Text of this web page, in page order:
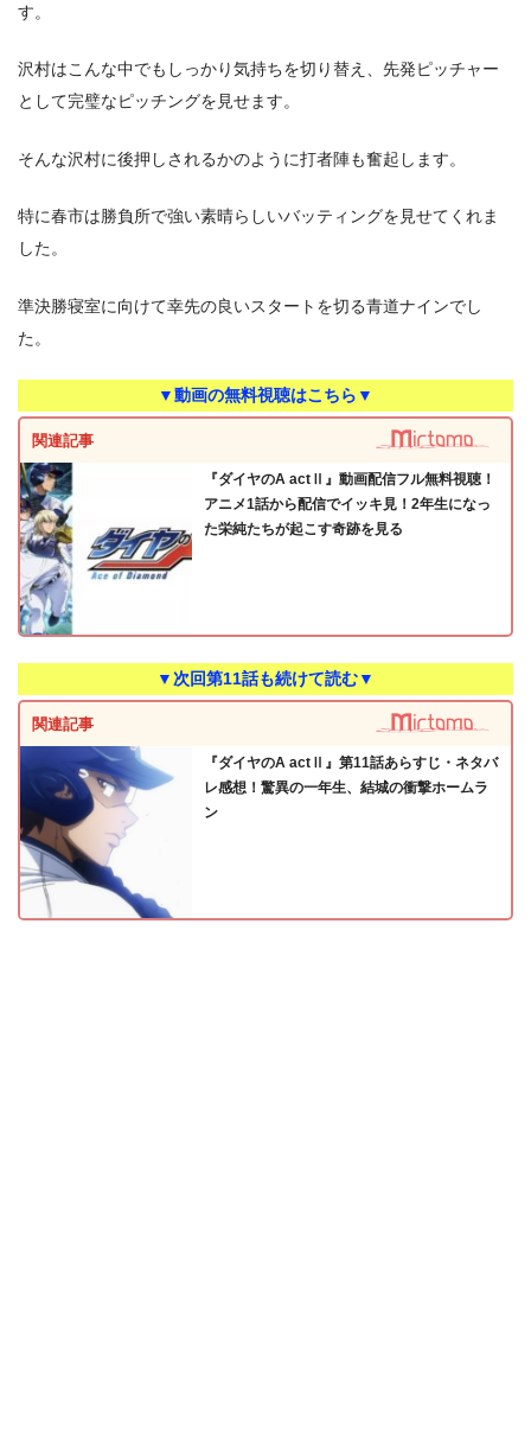
す。
沢村はこんな中でもしっかり気持ちを切り替え、先発ピッチャー
として完璧なピッチングを見せます。
そんな沢村に後押しされるかのように打者陣も奮起します。
特に春市は勝負所で強い素晴らしいバッティングを見せてくれま
した。
準決勝寝室に向けて幸先の良いスタートを切る青道ナインでし
た。
▼動画の無料視聴はこちら▼
関連記事
『ダイヤのA actⅡ』動画配信フル無料視聴！
アニメ1話から配信でイッキ見！2年生になっ
た栄純たちが起こす奇跡を見る
▼次回第11話も続けて読む▼
関連記事
『ダイヤのA actⅡ』第11話あらすじ・ネタバ
レ感想！驚異の一年生、結城の衝撃ホームラ
ン